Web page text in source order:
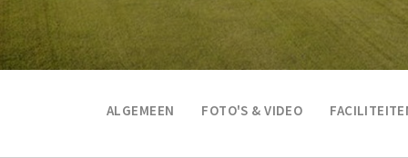
ALGEMEEN FOTO'S & VIDEO